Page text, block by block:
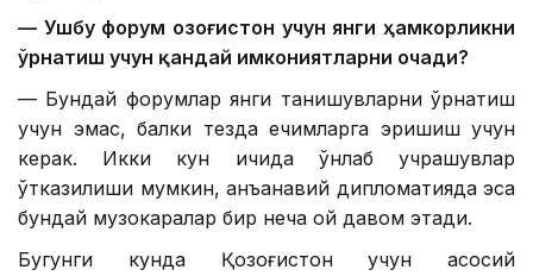
— Ушбу форум Қозоғистон учун янги ҳамкорликни
ўрнатиш учун қандай имкониятларни очади?
— Бундай форумлар янги танишувларни ўрнатиш
учун эмас, балки тезда ечимларга эришиш учун
керак. Икки кун ичида ўнлаб учрашувлар
ўтказилиши мумкин, анъанавий дипломатияда эса
бундай музокаралар бир неча ой давом этади.
Бугунги кунда Қозоғистон учун асосий